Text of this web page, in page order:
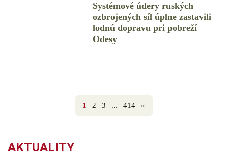
Systémové údery ruských
ozbrojených síl úplne zastavili
lodnú dopravu pri pobreží
Odesy
1 2 3 ... 414 »
AKTUALITY